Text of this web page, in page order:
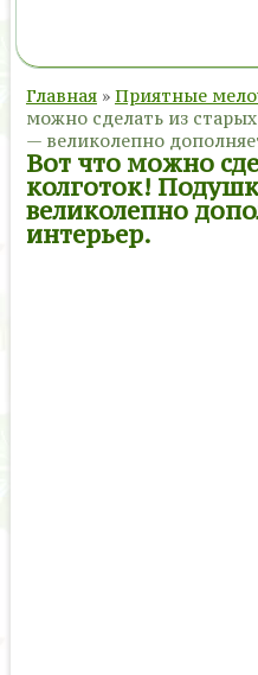
Главная » Приятные
можно сделать из
— великолепно
Вот что можно
колготок!
великолепно
интерьер.